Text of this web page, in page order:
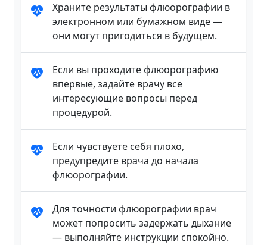
Храните результаты флюорографии в
электронном или бумажном виде —
они могут пригодиться в будущем.
Если вы проходите флюорографию
впервые, задайте врачу все
интересующие вопросы перед
процедурой.
Если чувствуете себя плохо,
предупредите врача до начала
флюорографии.
Для точности флюорографии врач
может попросить задержать дыхание
— выполняйте инструкции спокойно.